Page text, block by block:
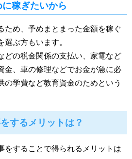
稼ぎたいから
ため、予めまとまった金額を稼ぐ
選ぶ方もいます。
どの税金関係の支払い、家電など
金、車の修理などでお金が急に必
の学費など教育資金のためという
するメリットは？
をすることで得られるメリットは